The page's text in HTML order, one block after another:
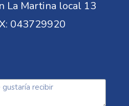
La Martina local 13
043729920